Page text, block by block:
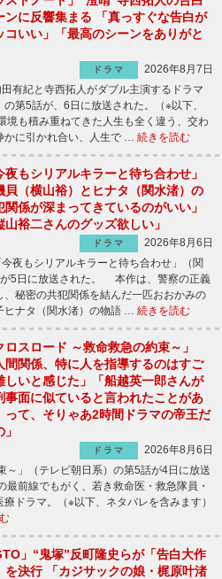
ンに反響集まる 「真っすぐな告白が
コいい」「最高のシーンをありがと
ドラマ
2026年8月7日
有紀と寺西拓人がダブル主演するドラマ
第5話が、6日に放送された。（※以下、
も積み重ねてきた人生も全く違う、交わ
かに引かれ合い、人生で … 続きを読む
夜もシリアルキラーと待ち合わせ」
貝（横山裕）とヒナタ（関水渚）の
関係が深まってきているのがいい」
山裕二さんのグッズ欲しい」
ドラマ
2026年8月6日
夜もシリアルキラーと待ち合わせ」（関
5日に放送された。 本作は、警察の正義
秘密の共犯関係を結んだ一匹おおかみの
ヒナタ（関水渚）の物語 … 続きを読む
ロスロード ～救命救急の約束～」
間関係、特に人を指導するのはすご
しいと感じた」「船越英一郎さんが
事面に似ていると言われたことがあ
って、そりゃあ2時間ドラマの帝王だ
ドラマ
2026年8月6日
」（テレビ朝日系）の第5話が4日に放送
前線でもがく、若き救命医・救急隊員・
ドラマ。（※以下、ネタバレを含みます）
」“鬼塚”反町隆史らが「告白大作
を決行 「カジサックの娘・梶原叶渚